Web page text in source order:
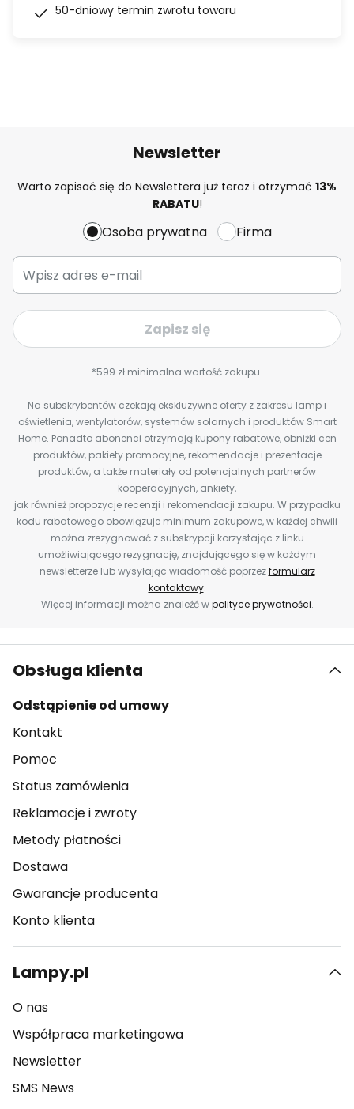
50-dniowy termin zwrotu towaru
Newsletter
Warto zapisać się do Newslettera już teraz i otrzymać 13%
RABATU!
Osoba prywatna Firma
Zapisz się
*599 zł minimalna wartość zakupu.
Na subskrybentów czekają ekskluzywne oferty z zakresu lamp i
oświetlenia, wentylatorów, systemów solarnych i produktów Smart
Home. Ponadto abonenci otrzymają kupony rabatowe, obniżki cen
produktów, pakiety promocyjne, rekomendacje i prezentacje
produktów, a także materiały od potencjalnych partnerów
kooperacyjnych, ankiety,
jak również propozycje recenzji i rekomendacji zakupu. W przypadku
kodu rabatowego obowiązuje minimum zakupowe, w każdej chwili
można zrezygnować z subskrypcji korzystając z linku
umożliwiającego rezygnację, znajdującego się w każdym
newsletterze lub wysyłając wiadomość poprzezformularz
kontaktowy.
Więcej informacji można znaleźć wpolityce prywatności.
Obsługa klienta
Odstąpienie od umowy
Kontakt
Pomoc
Status zamówienia
Reklamacje i zwroty
Metody płatności
Dostawa
Gwarancje producenta
Konto klienta
Lampy.pl
O nas
Współpraca marketingowa
Newsletter
SMS News